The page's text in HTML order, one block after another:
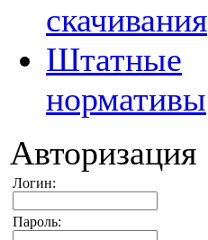
скачивания
Штатные
нормативы
Авторизация
Логин:
Пароль: